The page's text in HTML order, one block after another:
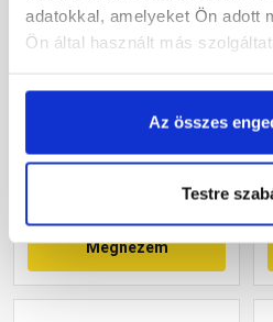
adatokkal, amelyeket Ön adott
Ön által használt más
Az összes
Testre
Cemix 8040 Kontakt B Plus
tapadóhíd 1,5 kg
Megnézem